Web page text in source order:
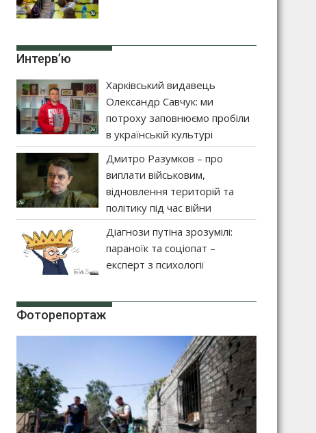
Интерв’ю
Харківський видавець
Олександр Савчук: ми
потроху заповнюємо пробіли
в українській культурі
Дмитро Разумков – про
виплати військовим,
відновлення територій та
політику під час війни
Діагнози путіна зрозумілі:
параноїк та соціопат –
експерт з психології
Фоторепортаж